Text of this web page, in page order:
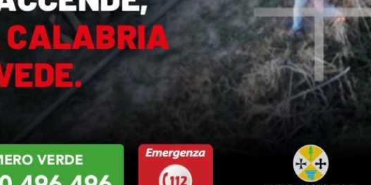
Coronavirus Italia